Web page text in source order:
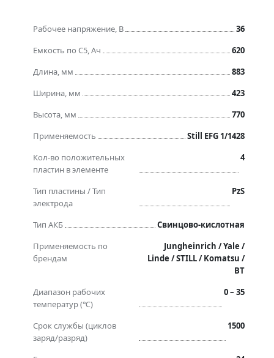
Рабочее напряжение, В
36
Емкость по C5, Ач
620
Длина, мм
883
Ширина, мм
423
Высота, мм
770
Применяемость
Still EFG 1/1428
Кол-во положительных
пластин в элементе
4
Тип пластины / Тип
электрода
PzS
Тип АКБ
Свинцово-кислотная
Применяемость по
брендам
Jungheinrich / Yale /
Linde / STILL / Komatsu /
BT
Диапазон рабочих
температур (℃)
0 – 35
Срок службы (циклов
заряд/разряд)
1500